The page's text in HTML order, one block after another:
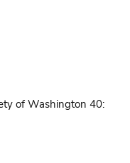
of Washington 40: